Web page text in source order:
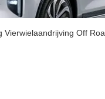
Vierwielaandrijving Off